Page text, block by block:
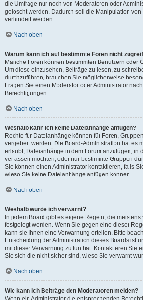
die Umfrage nur noch von Moderatoren oder
gelöscht werden. Dadurch soll die Manipulation von
verhindert werden.
Nach oben
Warum kann ich auf bestimmte Foren nicht
Manche Foren können bestimmten Benutzern oder
Um diese einzusehen, Beiträge zu lesen, zu
durchzuführen, brauchen Sie möglicherweise
Fragen Sie einen Moderator oder Administrator
Berechtigungen.
Nach oben
Weshalb kann ich keine Dateianhänge anfügen?
Rechte für Dateianhänge können für Foren,
vergeben werden. Die Board-Administration hat es
erlaubt, Dateianhänge in dem Forum anzufügen, in
verfassen möchten, oder nur bestimmte Gruppen
Sie können einen Administrator kontaktieren, falls
wieso Sie keine Dateianhänge anfügen können.
Nach oben
Weshalb wurde ich verwarnt?
In jedem Board gibt es eigene Regeln, die meistens
festgelegt werden. Wenn Sie gegen eine dieser
kann sie Ihnen eine Verwarnung erteilen. Bitte
Entscheidung der Administration dieses Boards ist
mit dieser Verwarnung zu tun hat. Kontaktieren Sie
Sie sich die nicht sicher sind, wieso Sie verwarnt
Nach oben
Wie kann ich Beiträge den Moderatoren melden?
Wenn ein Administrator die entsprechenden